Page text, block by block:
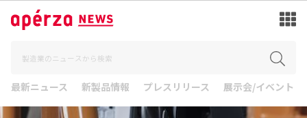
最新ニュース 新製品情報 プレスリリース 展示会/イベント